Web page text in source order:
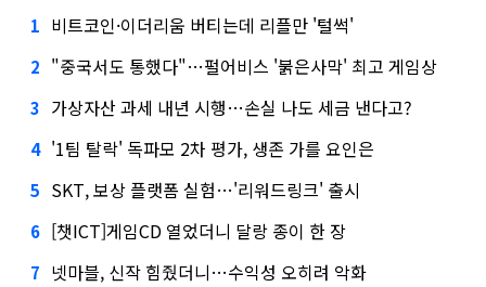
1 비트코인·이더리움 버티는데 리플만 '털썩'
2 "중국서도 통했다"…펄어비스 '붉은사막' 최고 게임상
3 가상자산 과세 내년 시행…손실 나도 세금 낸다고?
4 '1팀 탈락' 독파모 2차 평가, 생존 가를 요인은
5 SKT, 보상 플랫폼 실험…'리워드링크' 출시
6 [챗ICT]게임CD 열었더니 달랑 종이 한 장
7 넷마블, 신작 힘줬더니…수익성 오히려 악화